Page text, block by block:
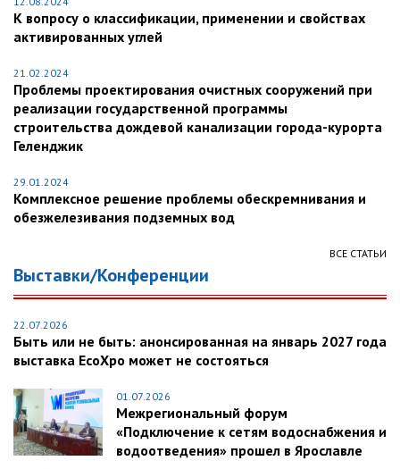
К вопросу о классификации, применении и свойствах
активированных углей
21.02.2024
Проблемы проектирования очистных сооружений при
реализации государственной программы
строительства дождевой канализации города-курорта
Геленджик
29.01.2024
Комплексное решение проблемы обескремнивания и
обезжелезивания подземных вод
ВСЕ СТАТЬИ
Выставки/Конференции
22.07.2026
Быть или не быть: анонсированная на январь 2027 года
выставка EcoXpo может не состояться
01.07.2026
Межрегиональный форум
«Подключение к сетям водоснабжения и
водоотведения» прошел в Ярославле